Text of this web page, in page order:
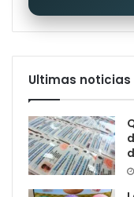
Ultimas noticias